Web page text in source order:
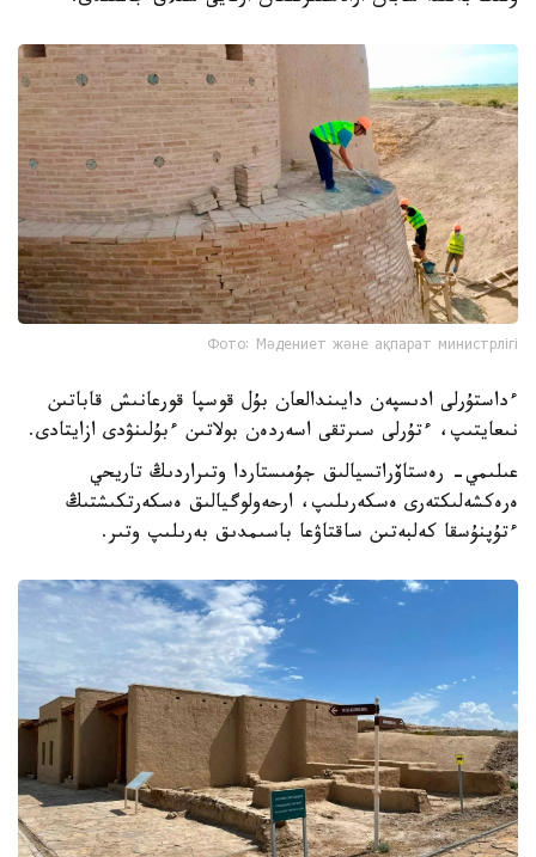
Фото: Мәдениет және ақпарат министрлігі
ءداستۇرلى ادىسپەن دايىندالعان بۇل قوسپا قورعانىش قاباتىن
نىعايتىپ، ءتۇرلى سىرتقى اسەردەن بولاتىن ءبۇلىنۋدى ازايتادى.
عىلىمي- رەستاۆراتسيالىق جۇمىستاردا وتىراردىڭ تاريحي
ەرەكشەلىكتەرى ەسكەرىلىپ، ارحەولوگيالىق ەسكەرتكىشتىڭ
ءتۇپنۇسقا كەلبەتىن ساقتاۋعا باسىمدىق بەرىلىپ وتىر.